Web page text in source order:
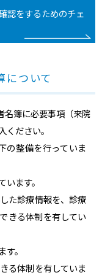
認をするためのチェ
について
名簿に必要事項（来院
ださい。
の整備を行っていま
ます。
た診療情報を、診療
きる体制を有してい
。
る体制を有していま